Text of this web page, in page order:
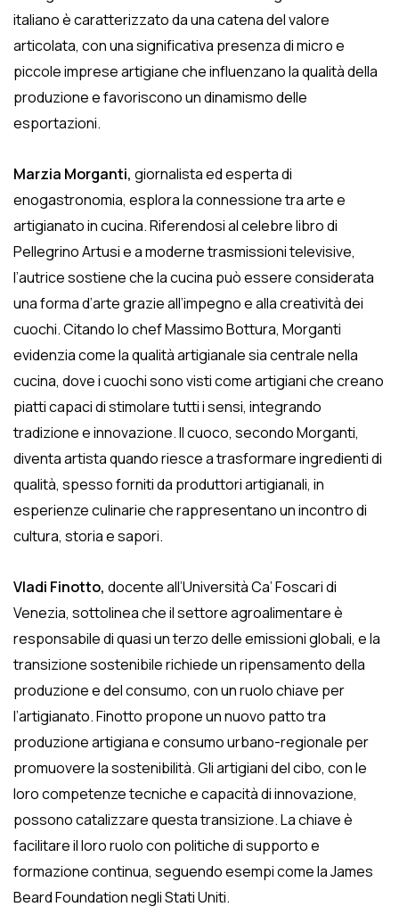
italiano è caratterizzato da una catena del valore
articolata, con una significativa presenza di micro e
piccole imprese artigiane che influenzano la qualità della
produzione e favoriscono un dinamismo delle
esportazioni.
Marzia Morganti, giornalista ed esperta di
enogastronomia, esplora la connessione tra arte e
artigianato in cucina. Riferendosi al celebre libro di
Pellegrino Artusi e a moderne trasmissioni televisive,
l’autrice sostiene che la cucina può essere considerata
una forma d’arte grazie all’impegno e alla creatività dei
cuochi. Citando lo chef Massimo Bottura, Morganti
evidenzia come la qualità artigianale sia centrale nella
cucina, dove i cuochi sono visti come artigiani che creano
piatti capaci di stimolare tutti i sensi, integrando
tradizione e innovazione. Il cuoco, secondo Morganti,
diventa artista quando riesce a trasformare ingredienti di
qualità, spesso forniti da produttori artigianali, in
esperienze culinarie che rappresentano un incontro di
cultura, storia e sapori.
Vladi Finotto, docente all’Università Ca’ Foscari di
Venezia, sottolinea che il settore agroalimentare è
responsabile di quasi un terzo delle emissioni globali, e la
transizione sostenibile richiede un ripensamento della
produzione e del consumo, con un ruolo chiave per
l’artigianato. Finotto propone un nuovo patto tra
produzione artigiana e consumo urbano-regionale per
promuovere la sostenibilità. Gli artigiani del cibo, con le
loro competenze tecniche e capacità di innovazione,
possono catalizzare questa transizione. La chiave è
facilitare il loro ruolo con politiche di supporto e
formazione continua, seguendo esempi come la James
Beard Foundation negli Stati Uniti.